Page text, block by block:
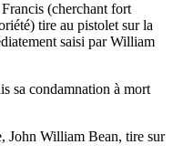
(cherchant fort
tire au pistolet sur la
saisi par William
sa condamnation à mort
John William Bean, tire sur